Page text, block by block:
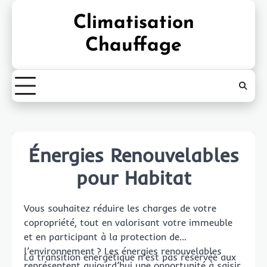
Climatisation
Chauffage
Énergies Renouvelables
pour Habitat
Vous souhaitez réduire les charges de votre
copropriété, tout en valorisant votre immeuble
et en participant à la protection de
l’environnement ? Les énergies renouvelables
La transition énergétique n’est pas réservée aux